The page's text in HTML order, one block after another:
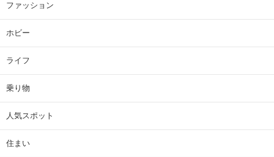
ファッション
ホビー
ライフ
乗り物
人気スポット
住まい